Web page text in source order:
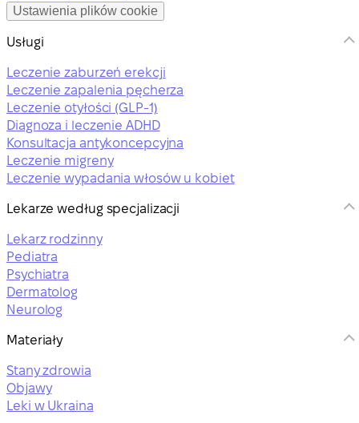
Ustawienia plików cookie
Usługi
Leczenie zaburzeń erekcji
Leczenie zapalenia pęcherza
Leczenie otyłości (GLP-1)
Diagnoza i leczenie ADHD
Konsultacja antykoncepcyjna
Leczenie migreny
Leczenie wypadania włosów u kobiet
Lekarze według specjalizacji
Lekarz rodzinny
Pediatra
Psychiatra
Dermatolog
Neurolog
Materiały
Stany zdrowia
Objawy
Leki w Ukraina